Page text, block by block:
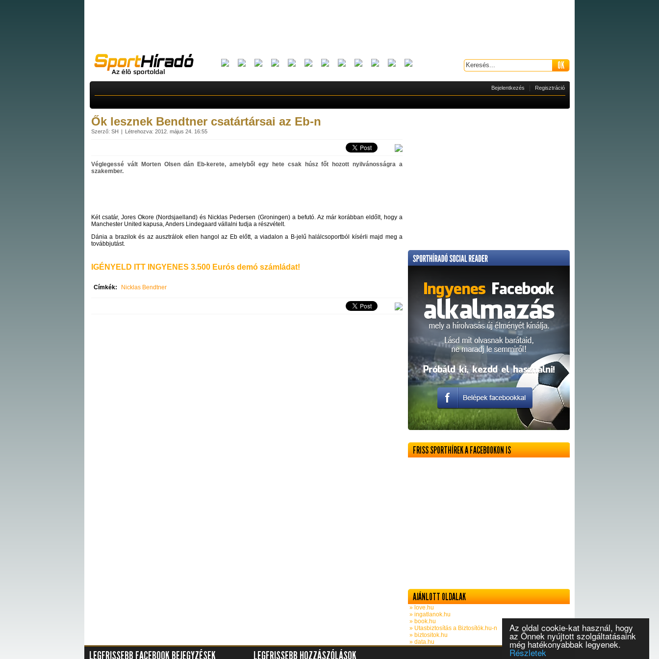
Az oldal cookie-kat használ, hogy
az Önnek nyújtott szolgáltatásaink
még hatékonyabbak legyenek.
Részletek
Bejelentkezés Regisztráció
Ők lesznek Bendtner csatártársai az Eb-n
Szerző: SH Létrehozva: 2012. május 24. 16:55
Véglegessé vált Morten Olsen dán Eb-kerete, amelyből egy hete csak húsz főt hozott nyilvánosságra a
szakember.
Két csatár, Jores Okore (Nordsjaelland) és Nicklas Pedersen (Groningen) a befutó. Az már korábban eldőlt, hogy a
Manchester United kapusa, Anders Lindegaard vállalni tudja a részvételt.
Dánia a brazilok és az ausztrálok ellen hangol az Eb előtt, a viadalon a B-jelű halálcsoportból kísérli majd meg a
továbbjutást.
IGÉNYELD ITT INGYENES 3.500 Eurós demó számládat!
Címkék: Nicklas Bendtner
FRISS SPORTHÍREK A FACEBOOKON IS
AJÁNLOTT OLDALAK
» love.hu
» ingatlanok.hu
» book.hu
» Utasbiztosítás a Biztosítók.hu-n
» biztositok.hu
» data.hu
LEGFRISSEBB FACEBOOK BEJEGYZÉSEK LEGFRISSEBB HOZZÁSZÓLÁSOK